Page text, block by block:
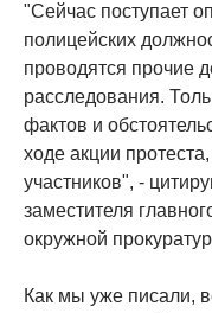
"Сейчас поступает
полицейских
проводятся прочие
расследования.
фактов и
ходе акции
участников", -
заместителя
окружной
Как мы уже писали,